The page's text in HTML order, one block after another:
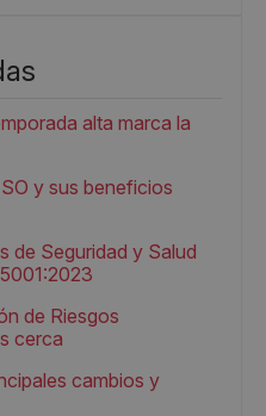
alta marca la
y sus beneficios
de Seguridad y Salud
de Riesgos
cerca
cambios y